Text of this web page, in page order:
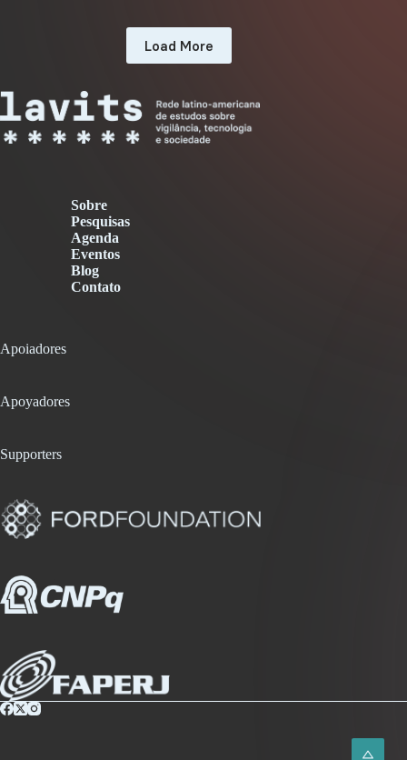
Load More
Sobre
Pesquisas
Agenda
Eventos
Blog
Contato
Apoiadores
Apoyadores
Supporters